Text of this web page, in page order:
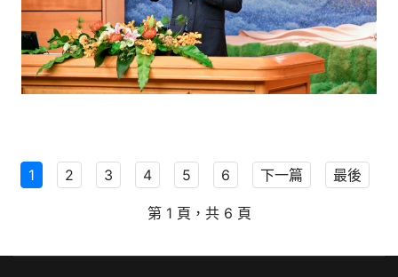
1 2 3 4 5 6 下一篇 最後
第 1 頁，共 6 頁